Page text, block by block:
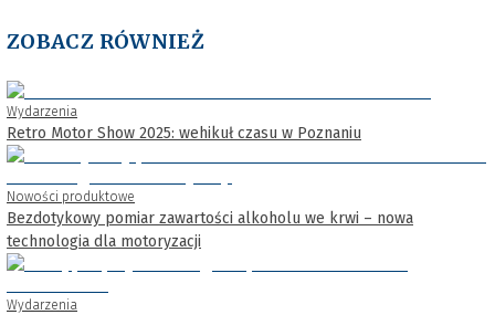
ZOBACZ RÓWNIEŻ
Wydarzenia
Retro Motor Show 2025: wehikuł czasu w Poznaniu
Nowości produktowe
Bezdotykowy pomiar zawartości alkoholu we krwi – nowa
technologia dla motoryzacji
Wydarzenia